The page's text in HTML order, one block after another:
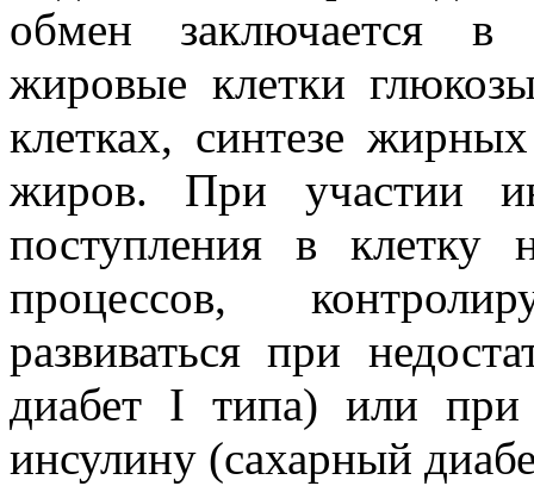
обмен заключается в
жировые клетки
клетках, синтезе
жиров. При участии
поступления в клетку
процессов,
развиваться при
диабет I типа) или при
инсулину (сахарный